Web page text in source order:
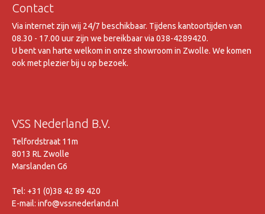
Contact
Via internet zijn wij 24/7 beschikbaar. Tijdens kantoortijden van
08.30 - 17.00 uur zijn we bereikbaar via 038-4289420.
U bent van harte welkom in onze showroom in Zwolle. We komen
ook met plezier bij u op bezoek.
VSS Nederland B.V.
Telfordstraat 11m
8013 RL Zwolle
Marslanden G6
Tel: +31 (0)38 42 89 420
E-mail: info@vssnederland.nl